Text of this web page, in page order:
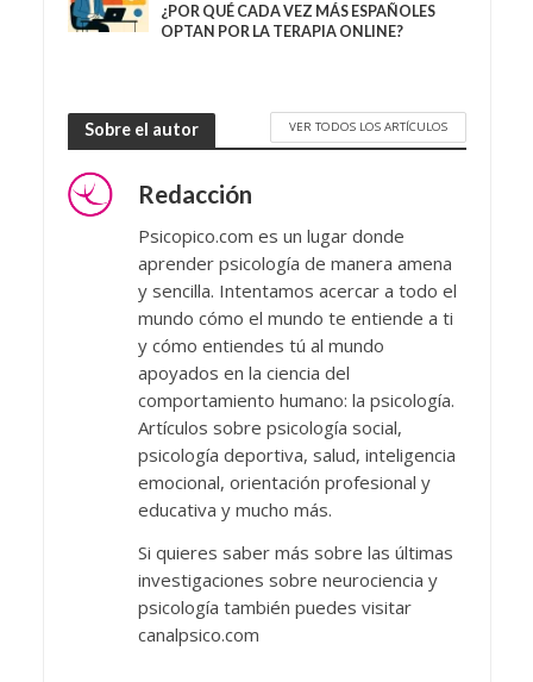
¿POR QUÉ CADA VEZ MÁS ESPAÑOLES
OPTAN POR LA TERAPIA ONLINE?
Sobre el autor VER TODOS LOS ARTÍCULOS
Redacción
Psicopico.com es un lugar donde
aprender psicología de manera amena
y sencilla. Intentamos acercar a todo el
mundo cómo el mundo te entiende a ti
y cómo entiendes tú al mundo
apoyados en la ciencia del
comportamiento humano: la psicología.
Artículos sobre psicología social,
psicología deportiva, salud, inteligencia
emocional, orientación profesional y
educativa y mucho más.
Si quieres saber más sobre las últimas
investigaciones sobre neurociencia y
psicología también puedes visitar
canalpsico.com